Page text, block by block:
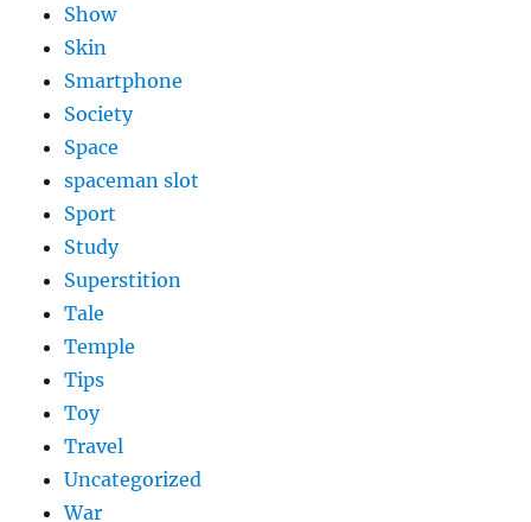
Show
Skin
Smartphone
Society
Space
spaceman slot
Sport
Study
Superstition
Tale
Temple
Tips
Toy
Travel
Uncategorized
War